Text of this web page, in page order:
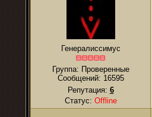
Генералиссимус
Группа: Проверенные
Сообщений: 16595
Репутация: 6
Статус: Offline